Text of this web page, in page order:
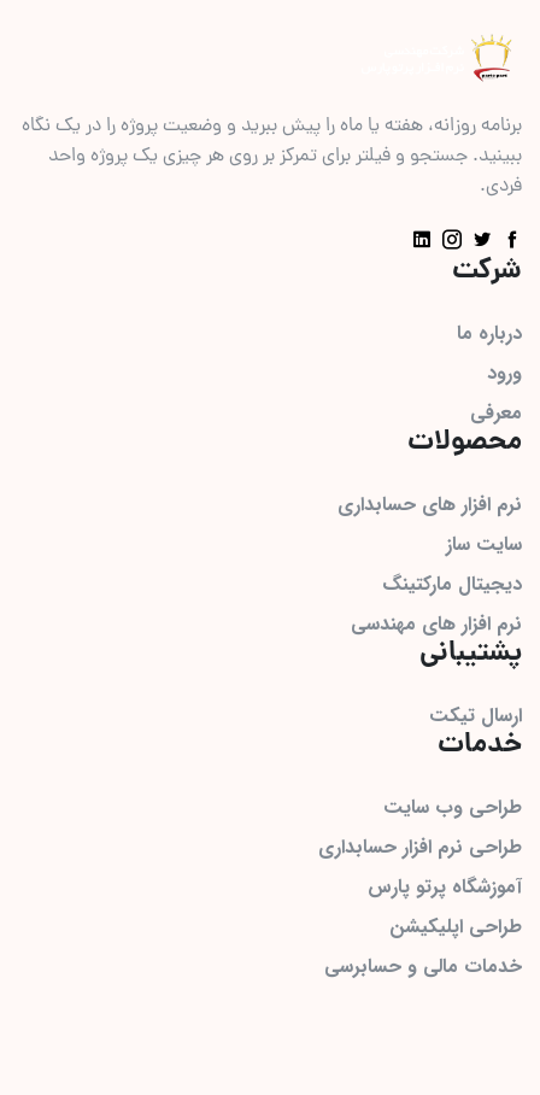
برنامه روزانه، هفته یا ماه را پیش ببرید و وضعیت پروژه را در یک نگاه
ببینید. جستجو و فیلتر برای تمرکز بر روی هر چیزی یک پروژه واحد
فردی.
شرکت
درباره ما
ورود
معرفی
محصولات
نرم افزار های حسابداری
سایت ساز
دیجیتال مارکتینگ
نرم افزار های مهندسی
پشتیبانی
ارسال تیکت
خدمات
طراحی وب سایت
طراحی نرم افزار حسابداری
آموزشگاه پرتو پارس
طراحی اپلیکیشن
خدمات مالی و حسابرسی